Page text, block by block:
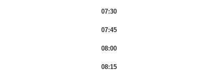
07:30
07:45
08:00
08:15